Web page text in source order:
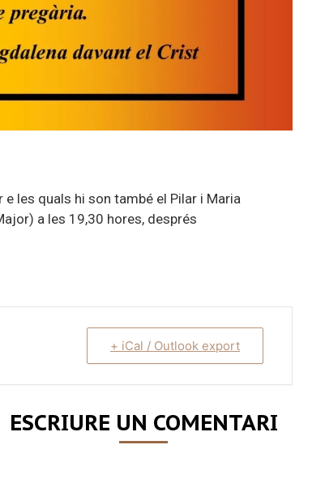
les quals hi son també el Pilar i Maria
a les 19,30 hores, després
+ iCal / Outlook export
ESCRIURE UN COMENTARI